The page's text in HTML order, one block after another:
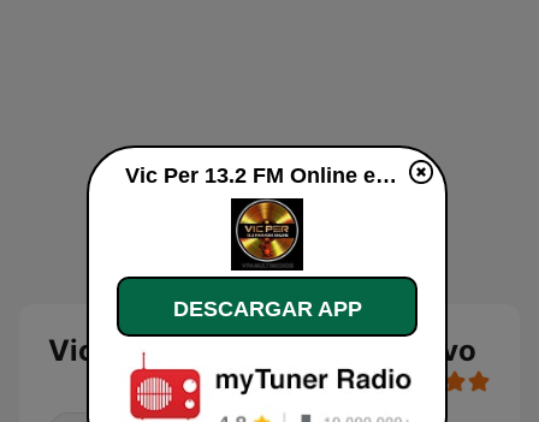
Vic Per 13.2 FM Online en vivo
Vic Per 13.2 FM Online en vivo
DESCARGAR APP